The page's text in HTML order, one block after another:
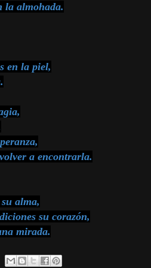
la almohada.
en la piel,
a encontrarla.
alma,
su corazón,
mirada.